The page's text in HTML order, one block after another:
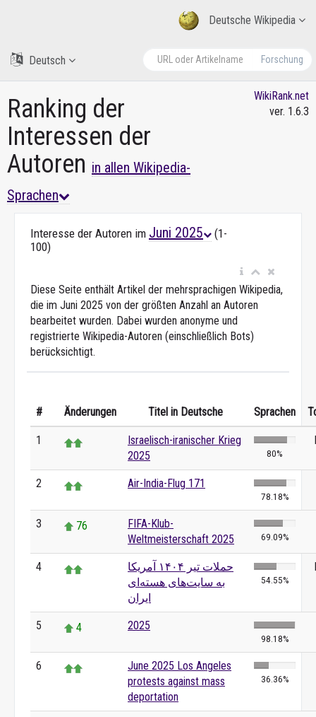
Deutsche Wikipedia
Forschung
Deutsch
Ranking der
Interessen der
Autoren in allen Wikipedia-
Sprachen
WikiRank.net
ver. 1.6.3
Interesse der Autoren im Juni 2025
(1-
100)
Diese Seite enthält Artikel der mehrsprachigen Wikipedia,
die im Juni 2025 von der größten Anzahl an Autoren
bearbeitet wurden. Dabei wurden anonyme und
registrierte Wikipedia-Autoren (einschließlich Bots)
berücksichtigt.
# Änderungen Titel in Deutsche Sprachen
1
Israelisch-iranischer Krieg
2025
80%
2 Air-India-Flug 171
78.18%
3 76
FIFA-Klub-
Weltmeisterschaft 2025
69.09%
4
حملات تیر ۱۴۰۴ آمریکا
به سایت‌های هسته‌ای
ایران
54.55%
5 4 2025
98.18%
6
June 2025 Los Angeles
protests against mass
deportation
36.36%